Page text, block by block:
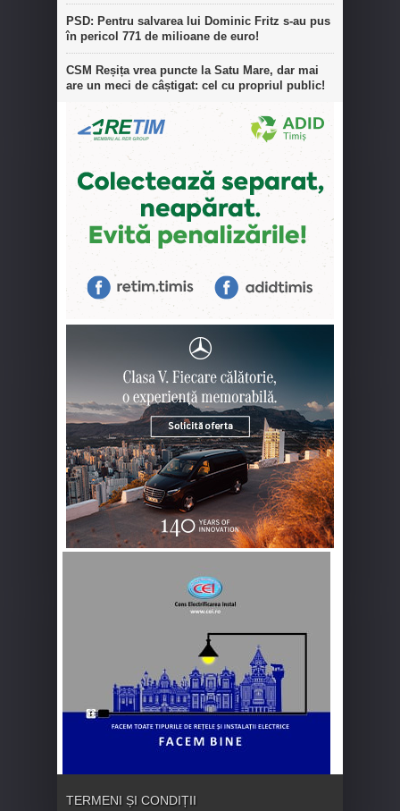
PSD: Pentru salvarea lui Dominic Fritz s-au pus
în pericol 771 de milioane de euro!
CSM Reșița vrea puncte la Satu Mare, dar mai
are un meci de câștigat: cel cu propriul public!
TERMENI ȘI CONDIȚII